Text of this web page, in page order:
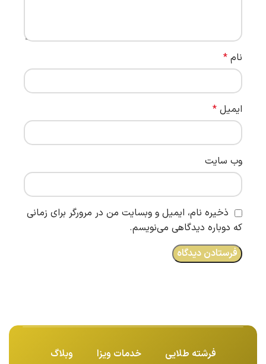
نام *
ایمیل *
وب‌ سایت
ذخیره نام، ایمیل و وبسایت من در مرورگر برای زمانی
که دوباره دیدگاهی می‌نویسم.
فرشته طلایی خدمات ویزا
وبلاگ